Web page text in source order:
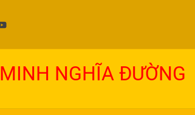
MINH NGHĨA ĐƯỜNG